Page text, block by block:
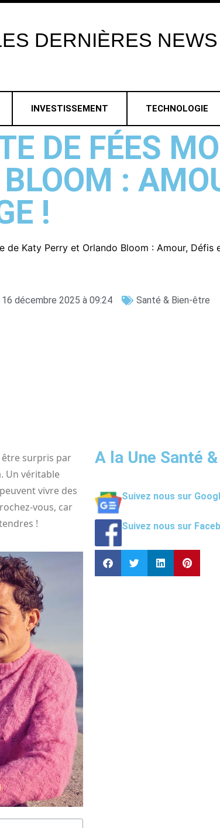
DERNIÈRES NEWS
INVESTISSEMENT TECHNOLOGIE
DE FÉES
:
!
de Katy Perry et Orlando Bloom : Amour, Défis
décembre 2025 à 09:24 Santé & Bien-être
être surpris par
Un véritable
vivre des
vous, car
!
A la Une Santé
Suivez nous sur
Suivez nous sur